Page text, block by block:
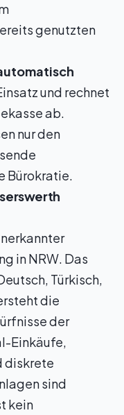
genutzten
und rechnet
ab.
nur den
Bürokratie.
in NRW. Das
Türkisch,
die
der
Einkäufe,
diskrete
sind
kein